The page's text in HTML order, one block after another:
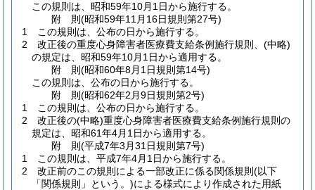
この規則は、昭和59年10月1日から施行する。
附 則(昭和59年11月16日規則第27号)
1
この規則は、公布の日から施行する。
2
改正後の重度心身障害者医療費支給条例施行規則、 (中略)
の規定は、昭和59年10月1日から適用する。
附 則(昭和60年8月1日規則第14号)
この規則は、公布の日から施行する。
附 則(昭和62年2月9日規則第2号)
1
この規則は、公布の日から施行する。
2
改正後の(中略)重度心身障害者医療費支給条例施行規則の
規定は、昭和61年4月1日から適用する。
附 則(平成7年3月31日規則第7号)
1
この規則は、平成7年4月1日から施行する。
2
改正前のこの規則による一部改正に係る関係規則 (以下
「関係規則」という。)による様式により作成された用紙